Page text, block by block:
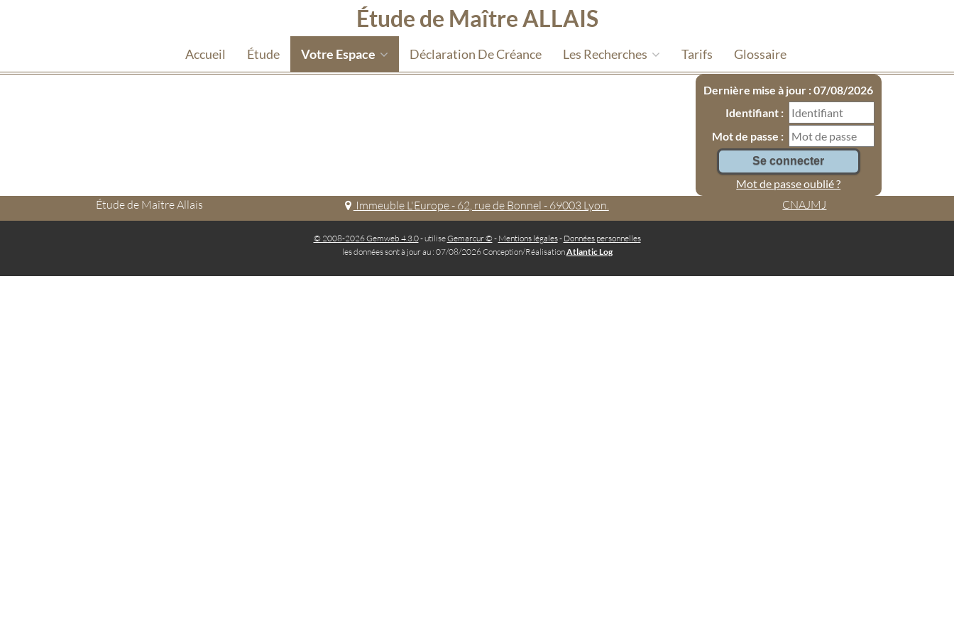
Étude de Maître ALLAIS
Accueil Étude Votre Espace Déclaration De Créance Les Recherches Tarifs Glossaire
Dernière mise à jour : 07/08/2026
Identifiant :
Mot de passe :
Mot de passe oublié ?
Étude de Maître Allais Immeuble L'Europe - 62, rue de Bonnel - 69003 Lyon. CNAJMJ
© 2008-2026 Gemweb 4.3.0- utiliseGemarcur © - Mentions légales- Données personnelles
les données sont à jour au : 07/08/2026 Conception/RéalisationAtlantic Log